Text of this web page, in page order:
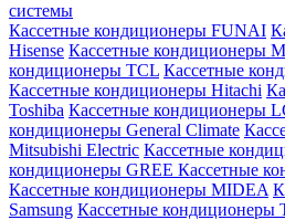
системы
Кассетные кондиционеры FUNAI
Hisense Кассетные кондиционеры
кондиционеры TCL Кассетные
Кассетные кондиционеры Hitachi
Toshiba Кассетные кондиционеры
кондиционеры General Climate
Mitsubishi Electric Кассетные
кондиционеры GREE Кассетные
Кассетные кондиционеры MIDEA
Samsung Кассетные кондиционеры